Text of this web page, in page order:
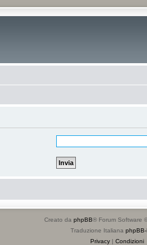
Creato da phpBB® Forum Software
Traduzione Italiana
Privacy | Condizioni